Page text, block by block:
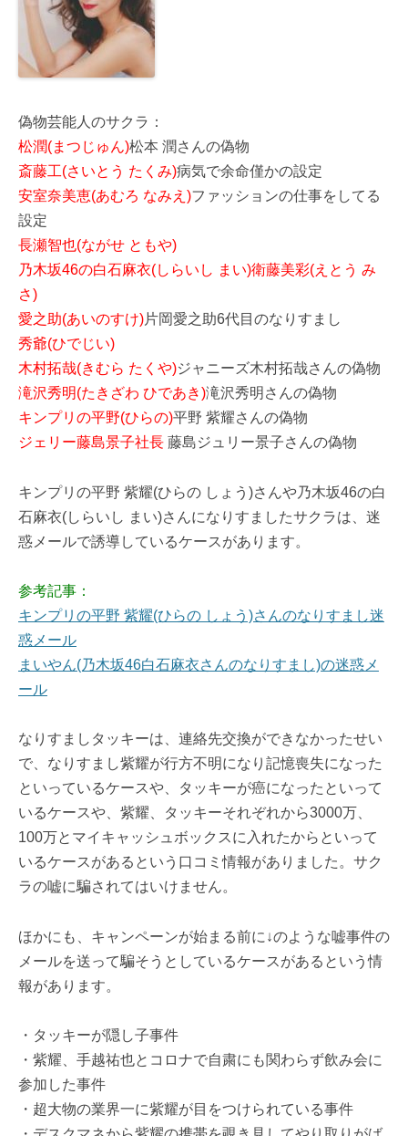
偽物芸能人のサクラ：
松潤(まつじゅん)松本 潤さんの偽物
斎藤工(さいとう たくみ)病気で余命僅かの設定
安室奈美恵(あむろ なみえ)ファッションの仕事をしてる
設定
長瀬智也(ながせ ともや)
乃木坂46の白石麻衣(しらいし まい)衛藤美彩(えとう み
さ)
愛之助(あいのすけ)片岡愛之助6代目のなりすまし
秀爺(ひでじい)
木村拓哉(きむら たくや)ジャニーズ木村拓哉さんの偽物
滝沢秀明(たきざわ ひであき)滝沢秀明さんの偽物
キンプリの平野(ひらの)平野 紫耀さんの偽物
ジェリー藤島景子社長 藤島ジュリー景子さんの偽物
キンプリの平野 紫耀(ひらの しょう)さんや乃木坂46の白
石麻衣(しらいし まい)さんになりすましたサクラは、迷
惑メールで誘導しているケースがあります。
参考記事：
キンプリの平野 紫耀(ひらの しょう)さんのなりすまし迷
惑メール
まいやん(乃木坂46白石麻衣さんのなりすまし)の迷惑メ
ール
なりすましタッキーは、連絡先交換ができなかったせい
で、なりすまし紫耀が行方不明になり記憶喪失になった
といっているケースや、タッキーが癌になったといって
いるケースや、紫耀、タッキーそれぞれから3000万、
100万とマイキャッシュボックスに入れたからといって
いるケースがあるという口コミ情報がありました。サク
ラの嘘に騙されてはいけません。
ほかにも、キャンペーンが始まる前に↓のような嘘事件の
メールを送って騙そうとしているケースがあるという情
報があります。
・タッキーが隠し子事件
・紫耀、手越祐也とコロナで自粛にも関わらず飲み会に
参加した事件
・超大物の業界一に紫耀が目をつけられている事件